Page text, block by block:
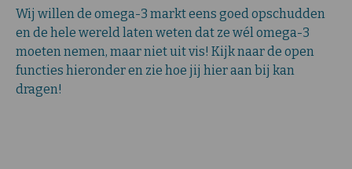
Wij willen de omega-3 markt eens goed opschudden
en de hele wereld laten weten dat ze wél omega-3
moeten nemen, maar niet uit vis! Kijk naar de open
functies hieronder en zie hoe jij hier aan bij kan
dragen!